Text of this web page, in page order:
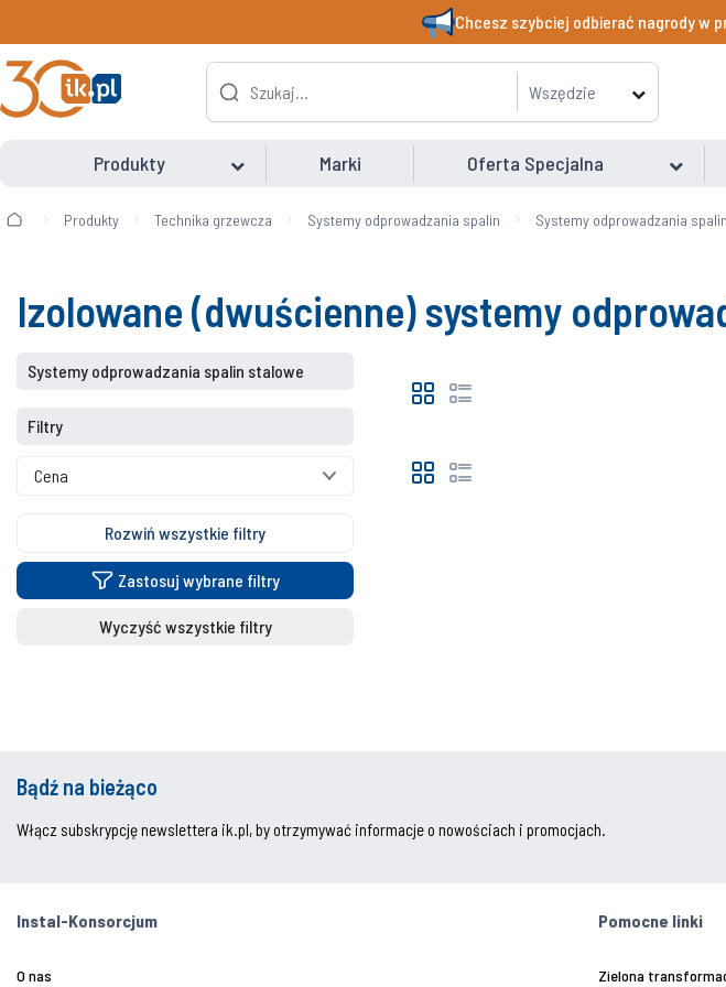
Chcesz szybciej odbierać nagrody w
Wszędzie
Produkty Marki Oferta Specjalna
Produkty Technika grzewcza Systemy odprowadzania spalin Systemy odprowadzania
Izolowane (dwuścienne) systemy
Systemy odprowadzania spalin stalowe
Filtry
Cena
Rozwiń wszystkie filtry
Zastosuj wybrane filtry
Wyczyść wszystkie filtry
Bądź na bieżąco
Włącz subskrypcję newslettera ik.pl, by otrzymywać informacje o nowościach i promocjach.
Instal-Konsorcjum
O nas
Pomocne linki
Zielona